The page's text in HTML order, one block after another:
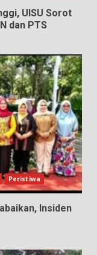
UISU Sorot
dan PTS
Peristiwa
Insiden